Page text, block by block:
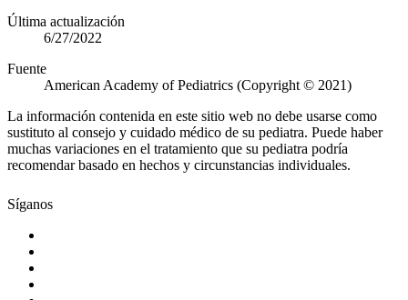
Última actualización
6/27/2022
Fuente
American Academy of Pediatrics (Copyright © 2021)
La información contenida en este sitio web no debe usarse como
sustituto al consejo y cuidado médico de su pediatra. Puede haber
muchas variaciones en el tratamiento que su pediatra podría
recomendar basado en hechos y circunstancias individuales.
Síganos